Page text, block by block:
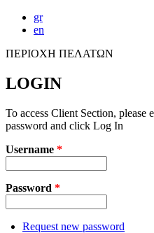
Skip to main content
gr
en
ΠΕΡΙΟΧΗ ΠΕΛΑΤΩΝ
LOGIN
To access Client Section, please
password and click Log In
Username *
Password *
Request new password